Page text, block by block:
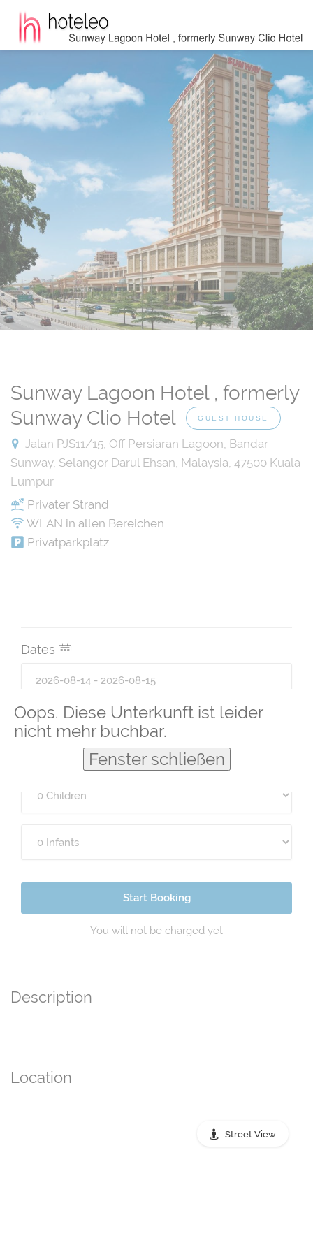
Oops. Diese Unterkunft ist leider
nicht mehr buchbar.
Fenster schließen
Sunway Lagoon Hotel , formerly
Sunway Clio Hotel
GUEST HOUSE
Jalan PJS11/15, Off Persiaran Lagoon, Bandar
Sunway, Selangor Darul Ehsan, Malaysia, 47500 Kuala
Lumpur
Privater Strand
WLAN in allen Bereichen
Privatparkplatz
Dates
Guests
Start Booking
You will not be charged yet
Description
Location
Street View